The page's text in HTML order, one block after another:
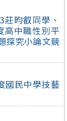
昀叡同學、
高中職性別平
探究小論文競
國民中學技藝